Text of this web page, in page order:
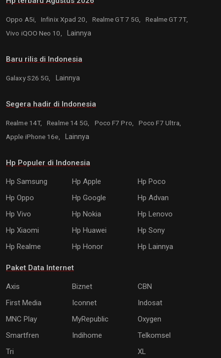
Oppo A5i, Infinix Xpad 20, Realme GT 7 5G,
Realme GT 7T,
Vivo iQOO Neo 10,
Lainnya
Baru rilis di Indonesia
Galaxy S26 5G, Lainnya
Segera hadir di Indonesia
Realme 14T, Realme 14 5G, Poco F7 Pro,
Poco F7 Ultra,
Apple iPhone 16e,
Lainnya
Hp Populer di Indonesia
Hp Samsung Hp Apple
Hp Poco
Hp Oppo
Hp Google
Hp Advan
Hp Vivo
Hp Nokia
Hp Lenovo
Hp Xiaomi
Hp Huawei
Hp Sony
Hp Realme
Hp Honor Hp Lainnya
Paket Data Internet
Axis Biznet
CBN
First Media
Iconnet
Indosat
MNC Play
MyRepublic
Oxygen
Smartfren
Indihome
Telkomsel
Tri
XL